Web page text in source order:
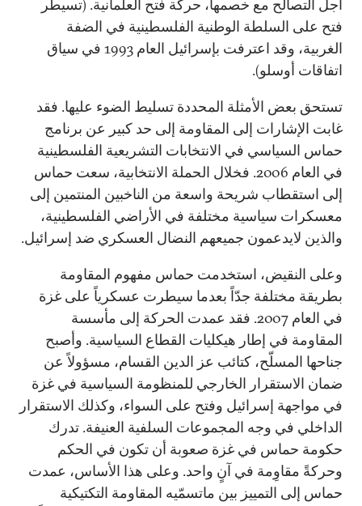
أجل التصالح مع خصمها، حركة فتح العلمانية. (تسيطر
فتح على السلطة الوطنية الفلسطينية في الضفة
الغربية، وقد اعترفت بإسرائيل العام 1993 في سياق
اتفاقات أوسلو).
تستحق بعض الأمثلة المحددة تسليط الضوء عليها. فقد
غابت الإشارات إلى المقاومة إلى حد كبير عن برنامج
حماس السياسي في الانتخابات التشريعية الفلسطينية
في العام 2006. فخلال الحملة الانتخابية، سعت حماس
إلى استقطاب شريحة واسعة من الناخبين المنتمين إلى
معسكرات سياسية مختلفة في الأراضي الفلسطينية،
والذين لايدعمون جميعهم النضال العسكري ضد إسرائيل.
وعلى النقيض، استخدمت حماس مفهوم المقاومة
بطريقة مختلفة جدّاً بعدما سيطرت عسكرياً على غزة
في العام 2007. فقد عمدت الحركة إلى مأسسة
المقاومة في إطار هيكليات القطاع السياسية. وأصبح
جناحها المسلّح، كتائب عز الدين القسام، مسؤولاً عن
ضمان الاستقرار الخارجي للمنظومة السياسية في غزة
في مواجهة إسرائيل وفتح على السواء، وكذلك الاستقرار
الداخلي في وجه المجموعات السلفية العنيفة. تدرك
حكومة حماس في غزة صعوبة أن تكون في الحكم
وحركةً مقاوِمة في آنٍ واحد. وعلى هذا الأساس، عمدت
حماس إلى التمييز بين ماتسمّيه المقاومة التكتيكية